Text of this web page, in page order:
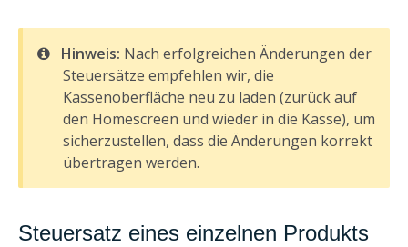
Hinweis: Nach erfolgreichen Änderungen der
Steuersätze empfehlen wir, die
Kassenoberfläche neu zu laden (zurück auf
den Homescreen und wieder in die Kasse), um
sicherzustellen, dass die Änderungen korrekt
übertragen werden.
Steuersatz eines einzelnen Produkts